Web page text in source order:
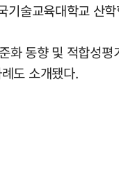
기술교육대학교 산
화 동향 및 적합성
도 소개됐다.